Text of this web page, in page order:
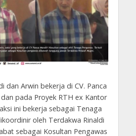
dan Arwin bekerja di CV. Panca
pada Proyek RTH ex Kantor
ini bekerja sebagai Tenaga
oleh Terdakwa Rinaldi
sebagai Kosultan Pengawas